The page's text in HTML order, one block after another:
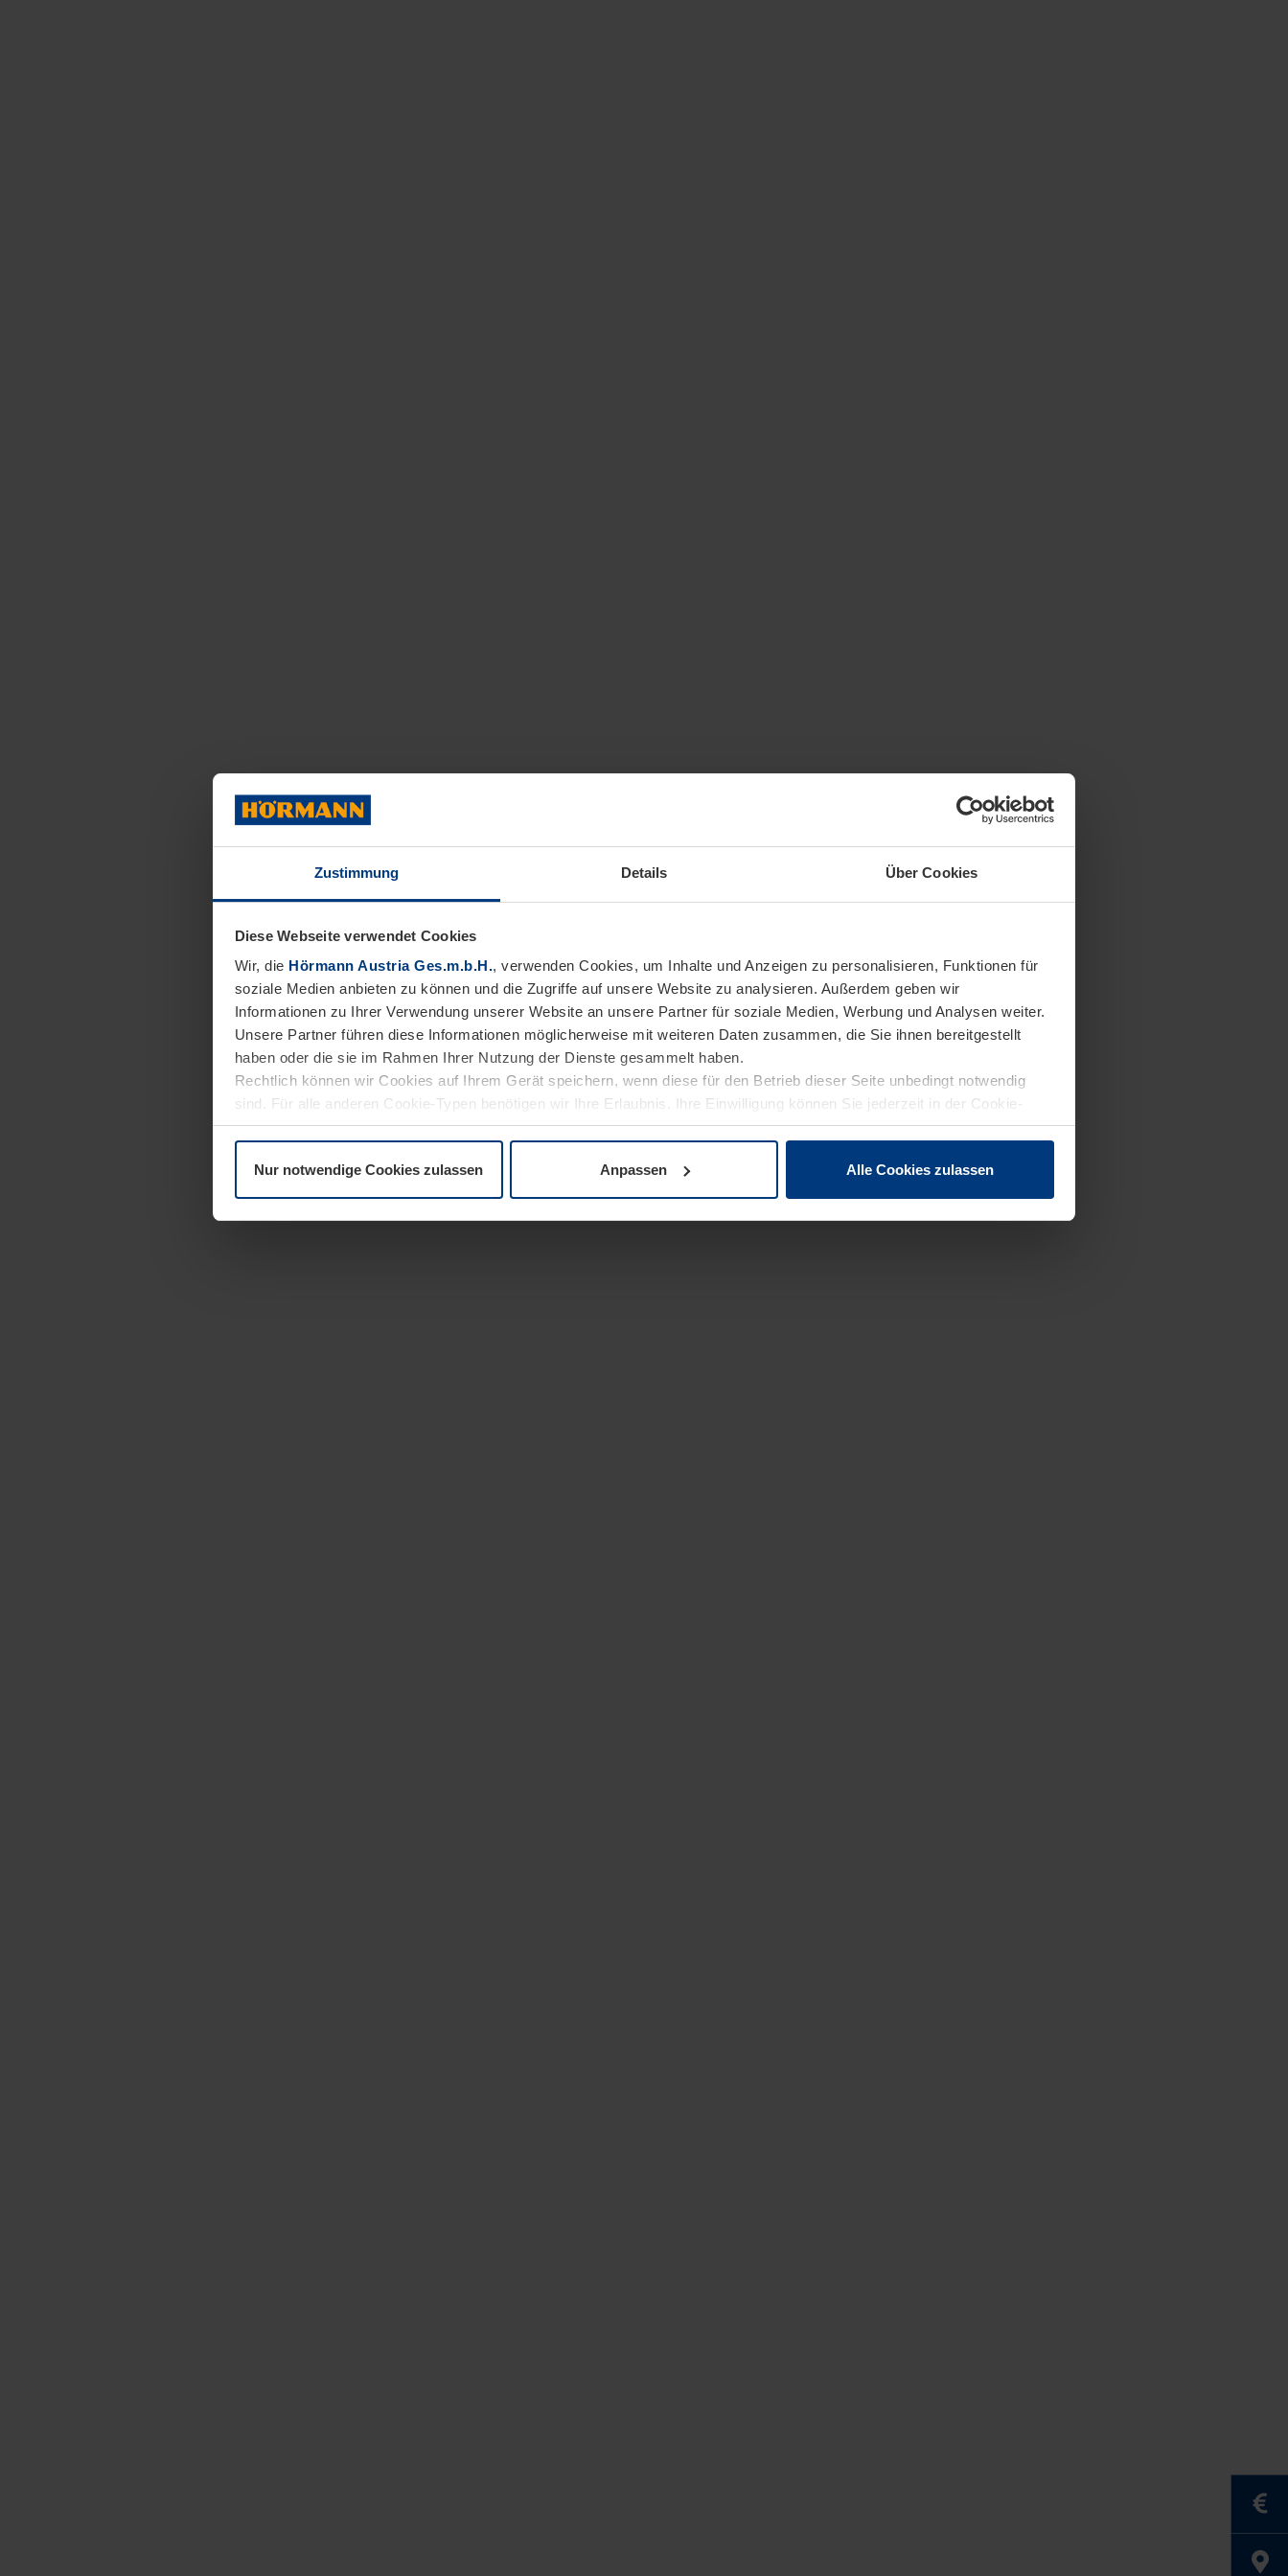
Zustimmung Details Über Cookies
Diese Webseite verwendet Cookies
Wir, die Hörmann Austria Ges.m.b.H., verwenden Cookies, um Inhalte und Anzeigen zu personalisieren, Funktionen für
soziale Medien anbieten zu können und die Zugriffe auf unsere Website zu analysieren. Außerdem geben wir
Informationen zu Ihrer Verwendung unserer Website an unsere Partner für soziale Medien, Werbung und Analysen weiter.
Unsere Partner führen diese Informationen möglicherweise mit weiteren Daten zusammen, die Sie ihnen bereitgestellt
haben oder die sie im Rahmen Ihrer Nutzung der Dienste gesammelt haben.
Rechtlich können wir Cookies auf Ihrem Gerät speichern, wenn diese für den Betrieb dieser Seite unbedingt notwendig
sind. Für alle anderen Cookie-Typen benötigen wir Ihre Erlaubnis. Ihre Einwilligung können Sie jederzeit in der Cookie-
Erläuterung auf der SeiteDatenschutzerklärungunserer Website ändern oder widerrufen.
Nur notwendige Cookies zulassen Anpassen Alle Cookies zulassen